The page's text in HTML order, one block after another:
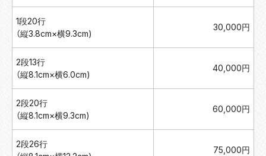
1段20行
（縦3.8cm×横9.3cm)
30,000円
2段13行
（縦8.1cm×横6.0cm)
40,000円
2段20行
（縦8.1cm×横9.3cm)
60,000円
2段26行
75,000円